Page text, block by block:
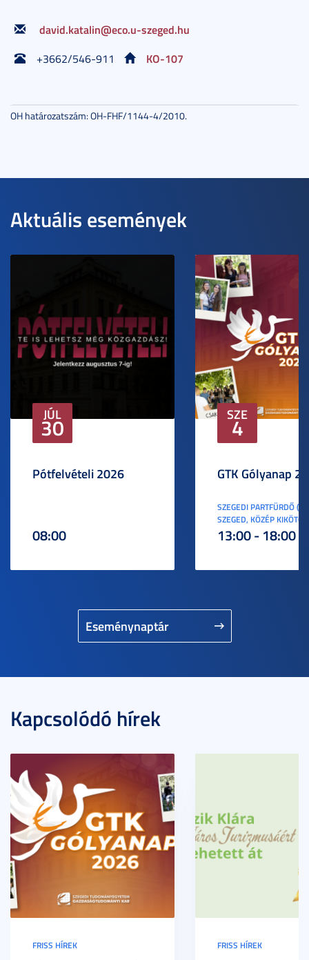
david.katalin@eco.u-szeged.hu
+3662/546-911 KO-107
OH határozatszám: OH-FHF/1144-4/2010.
Aktuális események
Eseménynaptár
JÚL
30
Pótfelvételi 2026
08:00
SZE
4
GTK Gólyanap
SZEGEDI PARTFÜRDŐ
SZEGED, KÖZÉP KIKÖTŐ
13:00 - 18:00
Kapcsolódó hírek
FRISS HÍREK FRISS HÍREK